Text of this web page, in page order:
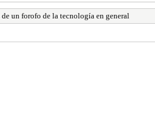
de un forofo de la tecnología en general